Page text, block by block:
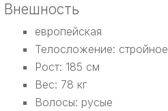
Внешность
европейская
Телосложение: стройное
Рост: 185 см
Вес: 78 кг
Волосы: русые